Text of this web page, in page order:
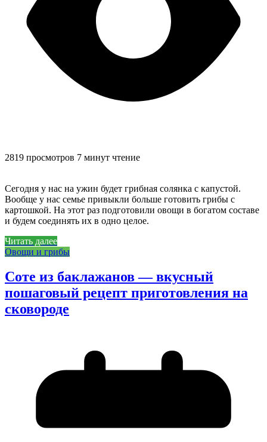
2819 просмотров 7 минут чтение
Сегодня у нас на ужин будет грибная солянка с капустой.
Вообще у нас семье привыкли больше готовить грибы с
картошкой. На этот раз подготовили овощи в богатом составе
и будем соединять их в одно целое.
Читать далее
Овощи и грибы
Соте из баклажанов — вкусный
пошаговый рецепт приготовления на
сковороде